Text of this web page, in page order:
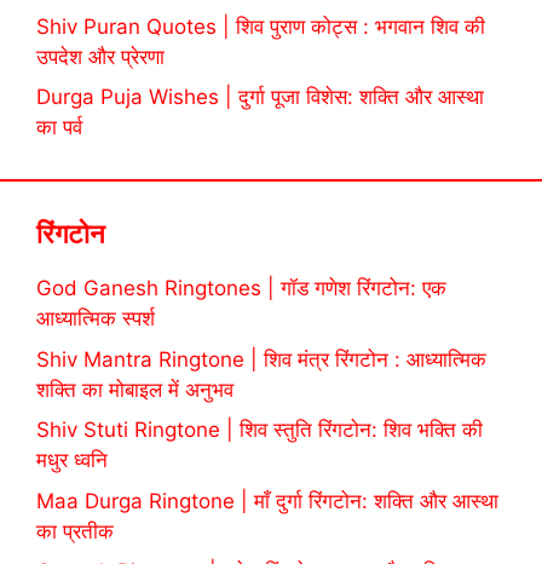
Shiv Puran Quotes | शिव पुराण कोट्स : भगवान शिव की
उपदेश और प्रेरणा
Durga Puja Wishes | दुर्गा पूजा विशेस: शक्ति और आस्था
का पर्व
रिंगटोन
God Ganesh Ringtones | गॉड गणेश रिंगटोन: एक
आध्यात्मिक स्पर्श
Shiv Mantra Ringtone | शिव मंत्र रिंगटोन : आध्यात्मिक
शक्ति का मोबाइल में अनुभव
Shiv Stuti Ringtone | शिव स्तुति रिंगटोन: शिव भक्ति की
मधुर ध्वनि
Maa Durga Ringtone | माँ दुर्गा रिंगटोन: शक्ति और आस्था
का प्रतीक